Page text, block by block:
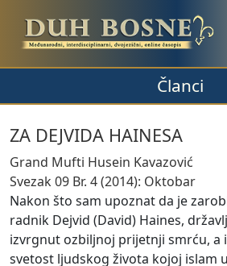
Članci
ZA DEJVIDA HAINESA
Grand Mufti Husein Kavazović
Svezak 09 Br. 4 (2014): Oktobar
Nakon što sam upoznat da je
radnik Dejvid (David) Haines,
izvrgnut ozbiljnoj prijetnji smrću, a
svetost ljudskog života kojoj islam